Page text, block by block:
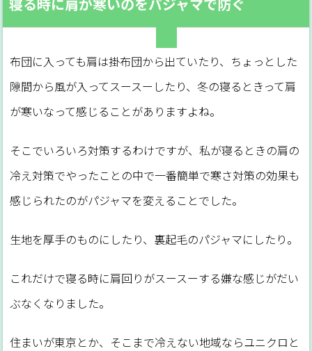
布団に入っても肩は掛布団から出ていたり、ちょっとした
隙間から風が入ってスースーしたり、冬の寝るときって肩
が寒いなって感じることがありますよね。
そこでいろいろ対策するわけですが、私が寝るときの肩の
冷え対策でやったことの中で一番簡単で寒さ対策の効果も
感じられたのがパジャマを変えることでした。
生地を厚手のものにしたり、裏起毛のパジャマにしたり。
これだけで寝る時に肩回りがスースーする嫌な感じがだい
ぶなくなりました。
住まいが東京とか、そこまで冷えない地域ならユニクロと